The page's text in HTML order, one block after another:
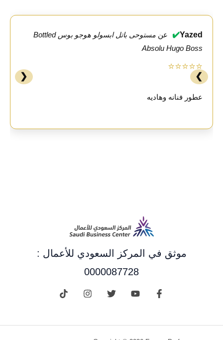
Yazed
✔️ عن
مستوحى باتل ابسولو هوجو بوس Bottled
Absolu Hugo Boss
⭐⭐⭐⭐⭐
عطور فنانه وهاديه
❮ ❯
موثق في المركز السعودي للأعمال :
0000087728